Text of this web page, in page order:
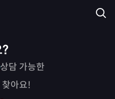
상담 가능한
아요!